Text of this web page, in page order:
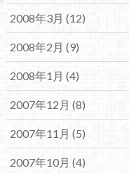
2008年3月 (12)
2008年2月 (9)
2008年1月 (4)
2007年12月 (8)
2007年11月 (5)
2007年10月 (4)